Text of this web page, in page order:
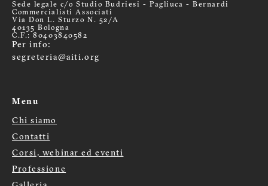
Sede legale c/o Studio Budriesi - Pagliuca - Bernardi
Commercialisti Associati
Via Don L. Sturzo N. 52/A
40135 Bologna
C.F.: 80403840582
Per info:
segreteria@aiti.org
Menu
Menù
footer
Chi siamo
Contatti
Corsi, webinar ed eventi
Professione